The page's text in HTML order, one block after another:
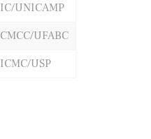
IC/UNICAMP
CMCC/UFABC
ICMC/USP